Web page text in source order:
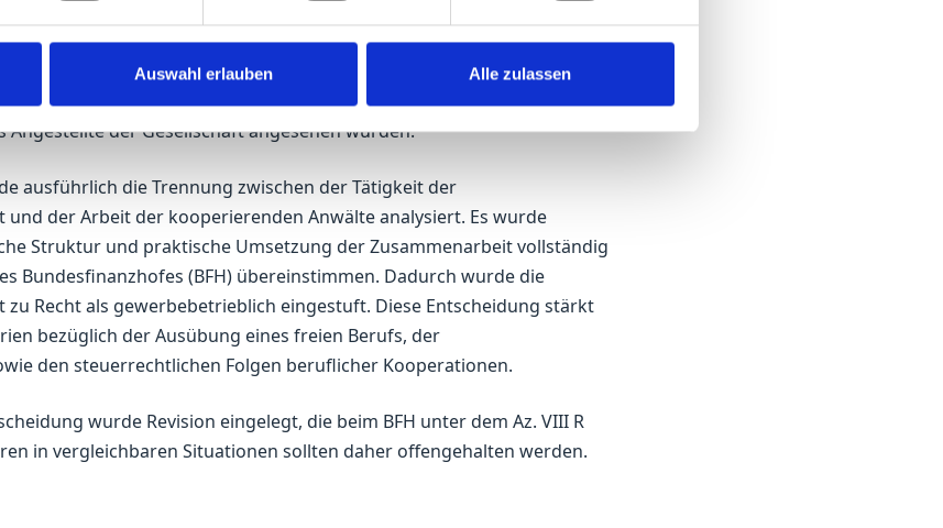
Auswahl erlauben Alle zulassen
Vertragsstrukturen und die interne Organisation der
wurde die Trennung der Verantwortlichkeiten zwischen den Partnern
Partnern“ verdeutlicht, welche eher als selbständige
der Gesellschaft angesehen wurden.
ausführlich die Trennung zwischen der Tätigkeit der
und der Arbeit der kooperierenden Anwälte analysiert. Es wurde
Struktur und praktische Umsetzung der Zusammenarbeit vollständig
Bundesfinanzhofes (BFH) übereinstimmen. Dadurch wurde die
Recht als gewerbebetrieblich eingestuft. Diese Entscheidung stärkt
bezüglich der Ausübung eines freien Berufs, der
den steuerrechtlichen Folgen beruflicher Kooperationen.
wurde Revision eingelegt, die beim BFH unter dem Az. VIII R
in vergleichbaren Situationen sollten daher offengehalten werden.